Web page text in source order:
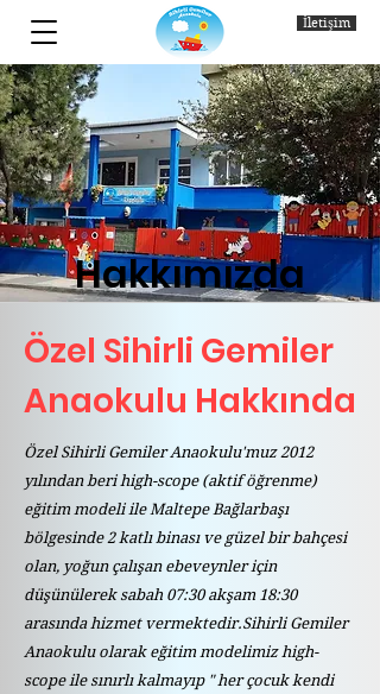
İletişim
Hakkımızda
Özel Sihirli Gemiler
Anaokulu Hakkında
Özel Sihirli Gemiler Anaokulu'muz 2012
yılından beri high-scope (aktif öğrenme)
eğitim modeli ile Maltepe Bağlarbaşı
bölgesinde 2 katlı binası ve güzel bir bahçesi
olan, yoğun çalışan ebeveynler için
düşünülerek sabah 07:30 akşam 18:30
arasında hizmet vermektedir.Sihirli Gemiler
Anaokulu olarak eğitim modelimiz high-
scope ile sınırlı kalmayıp " her çocuk kendi